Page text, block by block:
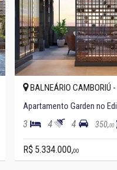
BALNEÁRIO CAMBORIÚ -
3 4 4 350,00
R$ 5.334.000,00